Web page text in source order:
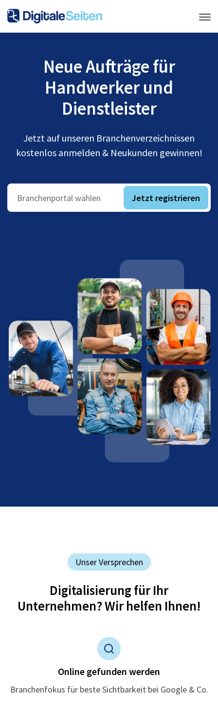
Neue Aufträge für
Handwerker und
Dienstleister
Jetzt auf unseren Branchenverzeichnissen
kostenlos anmelden & Neukunden gewinnen!
Branchenportal wählen Jetzt registrieren
Unser Versprechen
Digitalisierung für Ihr
Unternehmen? Wir helfen Ihnen!
Online gefunden werden
Branchenfokus für beste Sichtbarkeit bei Google & Co.